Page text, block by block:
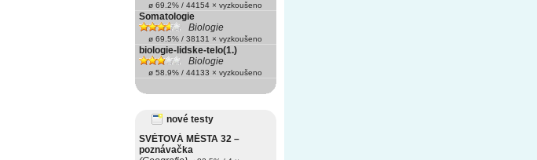
ø 69.2% / 44154 × vyzkoušeno
Somatologie
Biologie
ø 69.5% / 38131 × vyzkoušeno
biologie-lidske-telo(1.)
Biologie
ø 58.9% / 44133 × vyzkoušeno
nové testy
SVĚTOVÁ MĚSTA 32 –
poznávačka